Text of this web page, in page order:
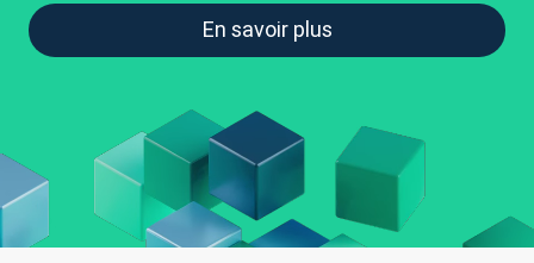
En savoir plus